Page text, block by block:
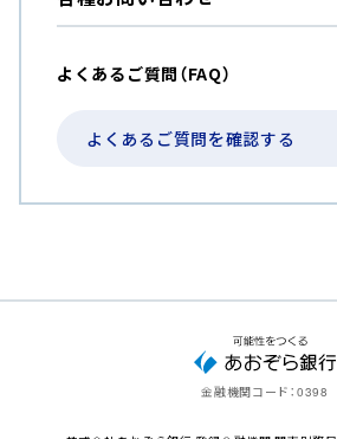
よくあるご質問（FAQ）
よくあるご質問を確認する
金融機関コード： 0398